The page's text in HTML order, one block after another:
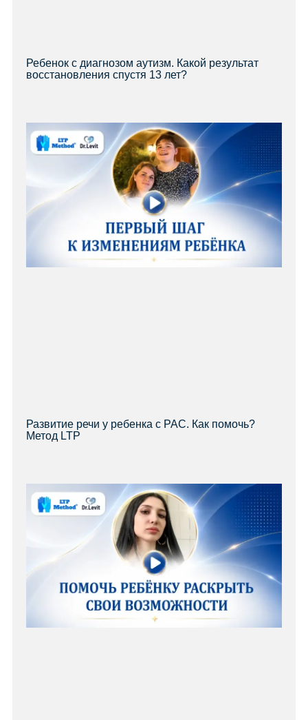
Ребенок с диагнозом аутизм. Какой результат
восстановления спустя 13 лет?
Развитие речи у ребенка с РАС. Как помочь?
Метод LTP